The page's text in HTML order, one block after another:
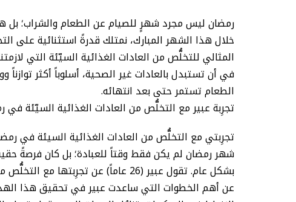
رمضان ليس مجرد شهرٍ للصيام عن الطعام والشراب؛ بل
خلال هذا الشهر المبارك، نمتلك قدرةً استثنائية على
المثالي للتخلُّص من العادات الغذائية السيّئة التي
في أن تستبدل بالعادات غير الصحية، أسلوباً أكثر
الطعام تستمر حتى بعد انتهائه.
تجرِبة عبير مع التخلُّص من العادات الغذائية السيّئة
تجرِبتي مع التخلُّص من العادات الغذائية السيئة في
شهر رمضان لم يكن فقط وقتاً للعبادة؛ بل كان فرصةً
بشكل عام. تقول عبير (26 عاماً) عن تجرِبتها مع التخلُّص من العادات الغذائية السيئة.
عن أهم الخطوات التي ساعدت عبير في تحقيق هذا